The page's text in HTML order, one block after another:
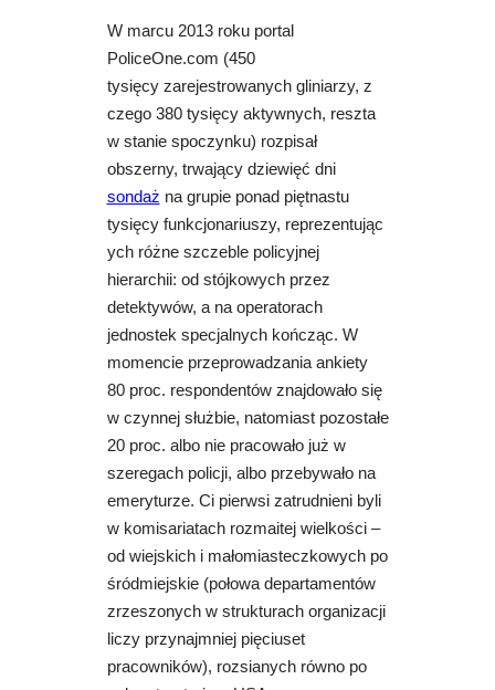
W marcu 2013 roku portal
PoliceOne.com (450
tysięcy zarejestrowanych gliniarzy, z
czego 380 tysięcy aktywnych, reszta
w stanie spoczynku) rozpisał
obszerny, trwający dziewięć dni
sondaż na grupie ponad piętnastu
tysięcy funkcjonariuszy, reprezentując
ych różne szczeble policyjnej
hierarchii: od stójkowych przez
detektywów, a na operatorach
jednostek specjalnych kończąc. W
momencie przeprowadzania ankiety
80 proc. respondentów znajdowało się
w czynnej służbie, natomiast pozostałe
20 proc. albo nie pracowało już w
szeregach policji, albo przebywało na
emeryturze. Ci pierwsi zatrudnieni byli
w komisariatach rozmaitej wielkości –
od wiejskich i małomiasteczkowych po
śródmiejskie (połowa departamentów
zrzeszonych w strukturach organizacji
liczy przynajmniej pięciuset
pracowników), rozsianych równo po